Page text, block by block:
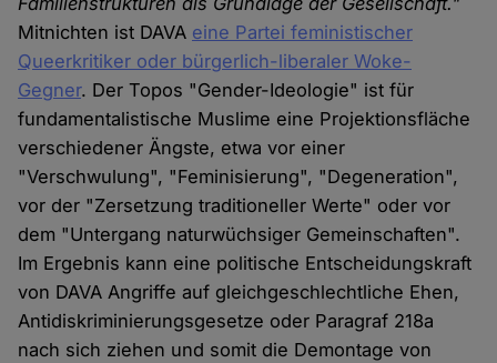
Mitnichten ist DAVA eine Partei feministischer
Queerkritiker oder bürgerlich-liberaler Woke-
Gegner. Der Topos "Gender-Ideologie" ist für
fundamentalistische Muslime eine Projektionsfläche
verschiedener Ängste, etwa vor einer
"Verschwulung", "Feminisierung", "Degeneration",
vor der "Zersetzung traditioneller Werte" oder vor
dem "Untergang naturwüchsiger Gemeinschaften".
Im Ergebnis kann eine politische Entscheidungskraft
von DAVA Angriffe auf gleichgeschlechtliche Ehen,
Antidiskriminierungsgesetze oder Paragraf 218a
nach sich ziehen und somit die Demontage von